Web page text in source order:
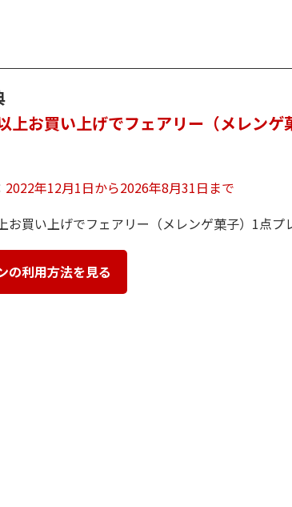
上お買い上げでフェアリー（メレンゲ
2022年12月1日から2026年8月31日まで
お買い上げでフェアリー（メレンゲ菓子）1点プ
の利用方法を見る